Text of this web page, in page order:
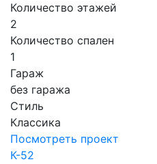
Количество этажей
2
Количество спален
1
Гараж
без гаража
Стиль
Классика
Посмотреть проект
К-52